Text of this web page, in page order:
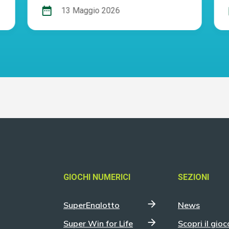
date_range 13 Maggio 2026
GIOCHI NUMERICI
SuperEnalotto
Super Win for Life
SEZIONI
News
Scopri il